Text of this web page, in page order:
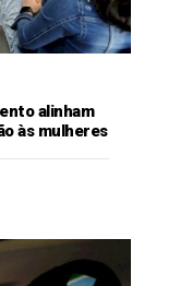
alinham
às mulheres